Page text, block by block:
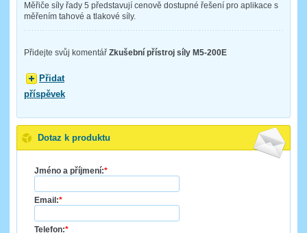
Měřiče síly řady 5 představují cenově dostupné řešení pro aplikace s
měřením tahové a tlakové síly.
Přidejte svůj komentář Zkušební přístroj síly M5-200E
Přidat
příspěvek
Dotaz k produktu
Jméno a příjmení:*
Email:*
Telefon:*